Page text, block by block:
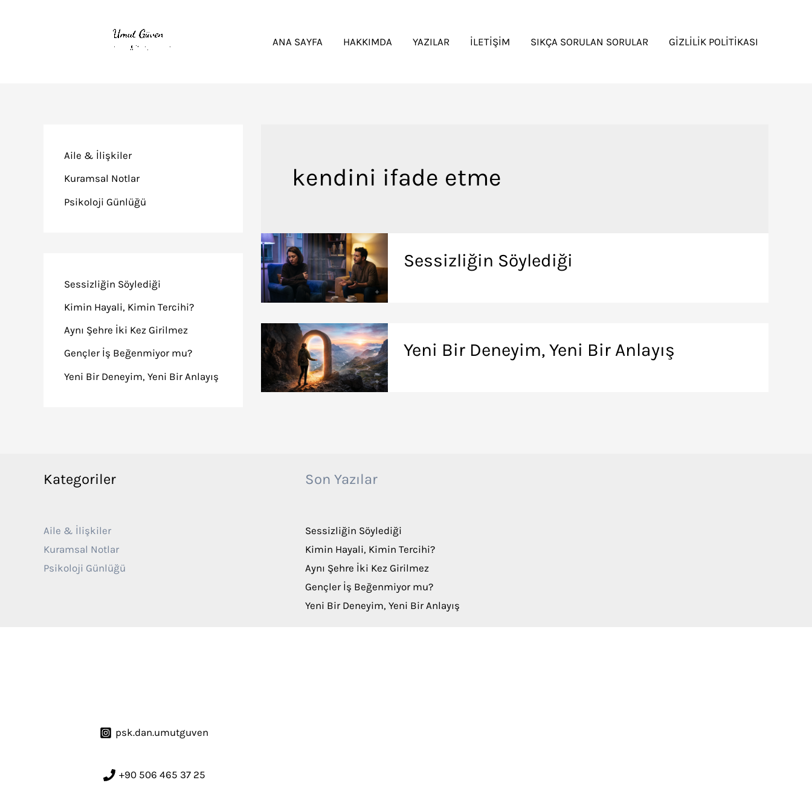
ANA SAYFA
HAKKIMDA YAZILAR İLETIŞIM SIKÇA SORULAN SORULAR GIZLILIK POLITIKASI
Aile & İlişkiler
Kuramsal Notlar
Psikoloji Günlüğü
Sessizliğin Söylediği
Kimin Hayali, Kimin Tercihi?
Aynı Şehre İki Kez Girilmez
Gençler İş Beğenmiyor mu?
Yeni Bir Deneyim, Yeni Bir Anlayış
kendini ifade etme
Sessizliğin Söylediği
Yeni Bir Deneyim, Yeni Bir Anlayış
Kategoriler
Aile & İlişkiler
Kuramsal Notlar
Psikoloji Günlüğü
Son Yazılar
Sessizliğin Söylediği
Kimin Hayali, Kimin Tercihi?
Aynı Şehre İki Kez Girilmez
Gençler İş Beğenmiyor mu?
Yeni Bir Deneyim, Yeni Bir Anlayış
psk.dan.umutguven
+90 506 465 37 25